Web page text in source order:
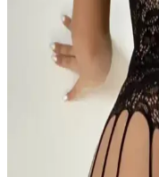
şıklık ve konforu bir arada
malzemeleriyle uzun
sağlar ve kolay bakım
Siyah Özel Bölgesi
Çorabı Modern
Şık ve konforlu siyah
estetik ve rahatlığı bir
fiyatıyla tercih edilen